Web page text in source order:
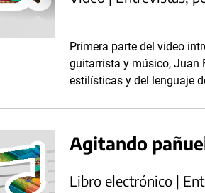
Primera parte del video
guitarrista y músico, Juan
estilísticas y del lenguaje
Agitando
Libro electrónico |